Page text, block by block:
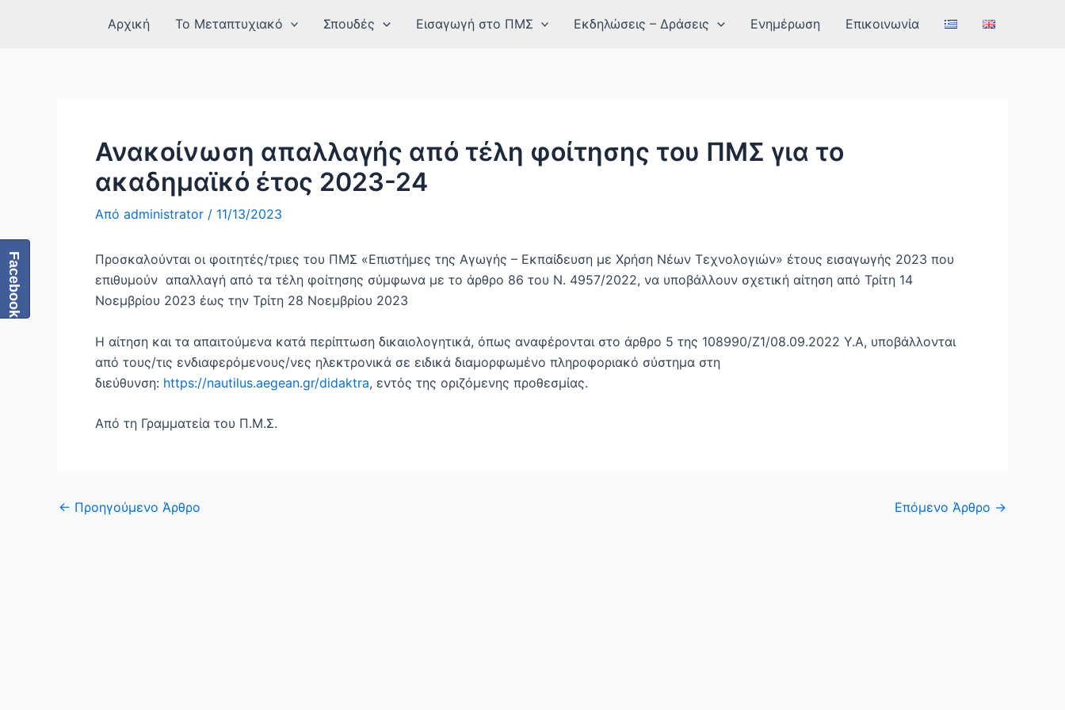
Αρχική Το Μεταπτυχιακό Σπουδές Εισαγωγή στο ΠΜΣ Εκδηλώσεις – Δράσεις Ενημέρωση Επικοινωνία
Ανακοίνωση απαλλαγής από τέλη φοίτησης του ΠΜΣ για το
ακαδημαϊκό έτος 2023-24
Από administrator / 11/13/2023
Προσκαλούνται οι φοιτητές/τριες του ΠΜΣ «Επιστήμες της Αγωγής – Εκπαίδευση με Χρήση Νέων Τεχνολογιών» έτους εισαγωγής 2023 που
επιθυμούν απαλλαγή από τα τέλη φοίτησης σύμφωνα με το άρθρο 86 του Ν. 4957/2022, να υποβάλλουν σχετική αίτηση από Τρίτη 14
Νοεμβρίου 2023 έως την Τρίτη 28 Νοεμβρίου 2023
Η αίτηση και τα απαιτούμενα κατά περίπτωση δικαιολογητικά, όπως αναφέρονται στο άρθρο 5 της 108990/Ζ1/08.09.2022 Υ.Α, υποβάλλονται
από τους/τις ενδιαφερόμενους/νες ηλεκτρονικά σε ειδικά διαμορφωμένο πληροφοριακό σύστημα στη
διεύθυνση: https://nautilus.aegean.gr/didaktra, εντός της οριζόμενης προθεσμίας.
Από τη Γραμματεία του Π.Μ.Σ.
δημοσιεύσεων
← Προηγούμενο Άρθρο Επόμενο Άρθρο →
Facebook